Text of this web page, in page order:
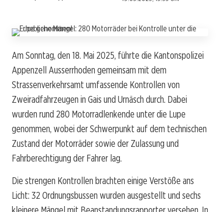
Am Sonntag, den 18. Mai 2025, führte die Kantonspolizei
Appenzell Ausserrhoden gemeinsam mit dem
Strassenverkehrsamt umfassende Kontrollen von
Zweiradfahrzeugen in Gais und Urnäsch durch. Dabei
wurden rund 280 Motorradlenkende unter die Lupe
genommen, wobei der Schwerpunkt auf dem technischen
Zustand der Motorräder sowie der Zulassung und
Fahrberechtigung der Fahrer lag.
Die strengen Kontrollen brachten einige Verstöße ans
Licht: 32 Ordnungsbussen wurden ausgestellt und sechs